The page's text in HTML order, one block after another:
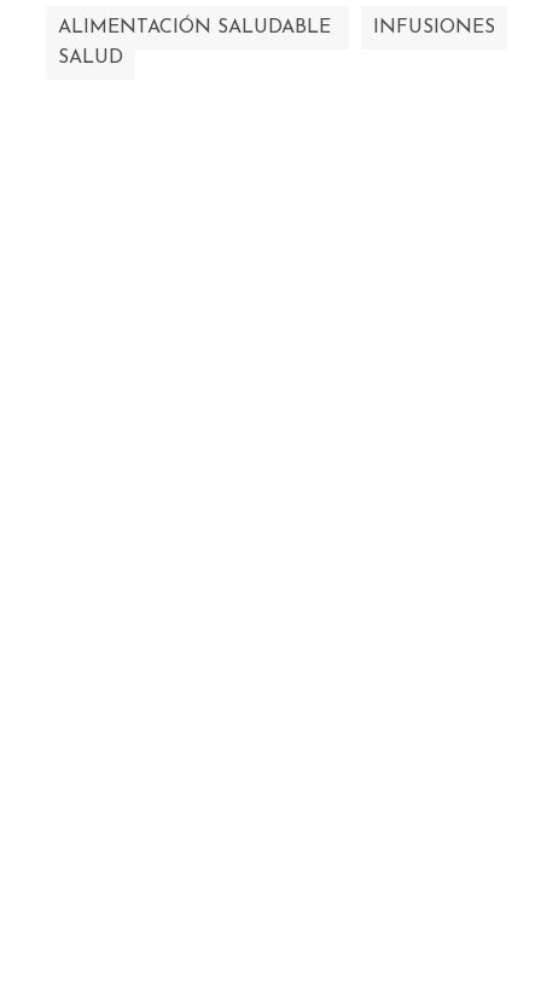
ALIMENTACIÓN SALUDABLE
INFUSIONES
SALUD